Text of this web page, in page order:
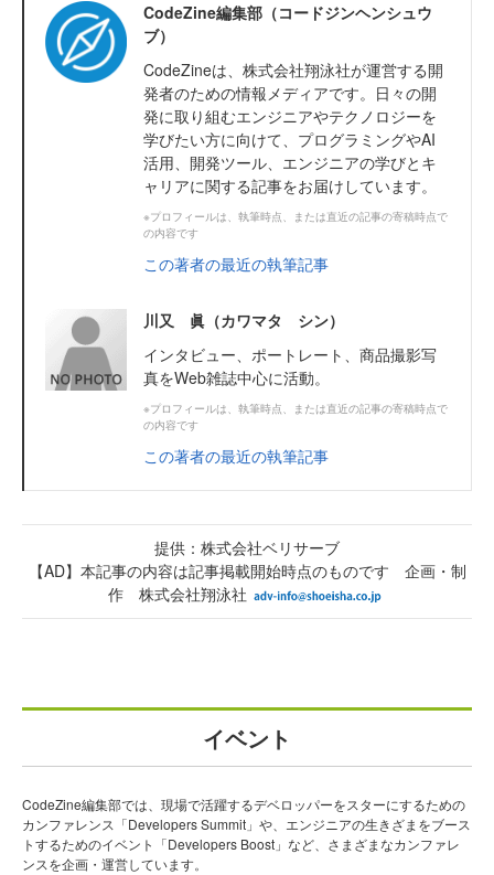
CodeZine編集部（コードジンヘンシュウ
ブ）
CodeZineは、株式会社翔泳社が運営する開
発者のための情報メディアです。日々の開
発に取り組むエンジニアやテクノロジーを
学びたい方に向けて、プログラミングやAI
活用、開発ツール、エンジニアの学びとキ
ャリアに関する記事をお届けしています。
※プロフィールは、執筆時点、または直近の記事の寄稿時点で
の内容です
この著者の最近の執筆記事
川又 眞（カワマタ シン）
インタビュー、ポートレート、商品撮影写
真をWeb雑誌中心に活動。
※プロフィールは、執筆時点、または直近の記事の寄稿時点で
の内容です
この著者の最近の執筆記事
提供：株式会社ベリサーブ
【AD】本記事の内容は記事掲載開始時点のものです 企画・制
作 株式会社翔泳社
イベント
CodeZine編集部では、現場で活躍するデベロッパーをスターにするための
カンファレンス「Developers Summit」や、エンジニアの生きざまをブース
トするためのイベント「Developers Boost」など、さまざまなカンファレ
ンスを企画・運営しています。